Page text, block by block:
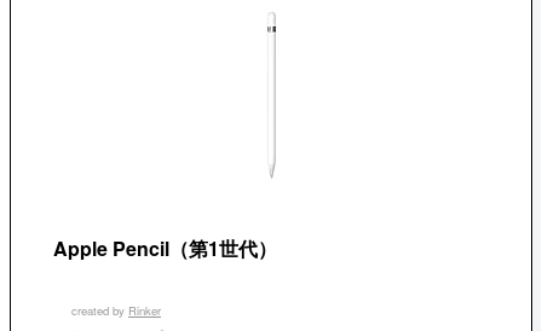
Apple Pencil（第1世代）
created by Rinker